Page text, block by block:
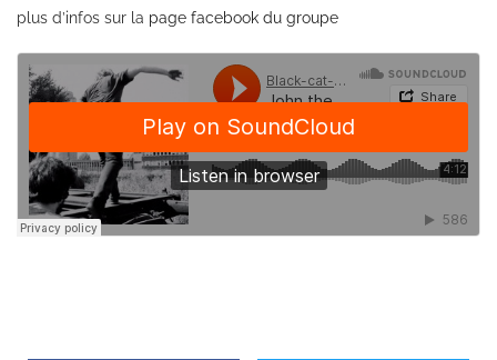
plus d’infos sur la page facebook du groupe